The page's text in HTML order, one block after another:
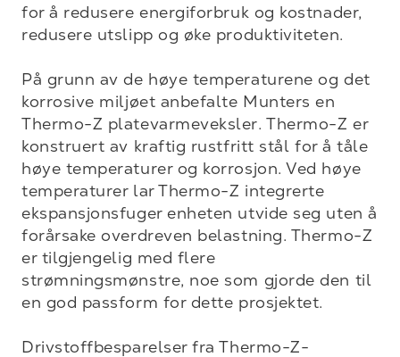
for å redusere energiforbruk og kostnader,
redusere utslipp og øke produktiviteten.
På grunn av de høye temperaturene og det
korrosive miljøet anbefalte Munters en
Thermo-Z platevarmeveksler. Thermo-Z er
konstruert av kraftig rustfritt stål for å tåle
høye temperaturer og korrosjon. Ved høye
temperaturer lar Thermo-Z integrerte
ekspansjonsfuger enheten utvide seg uten å
forårsake overdreven belastning. Thermo-Z
er tilgjengelig med flere
strømningsmønstre, noe som gjorde den til
en god passform for dette prosjektet.
Drivstoffbesparelser fra Thermo-Z-